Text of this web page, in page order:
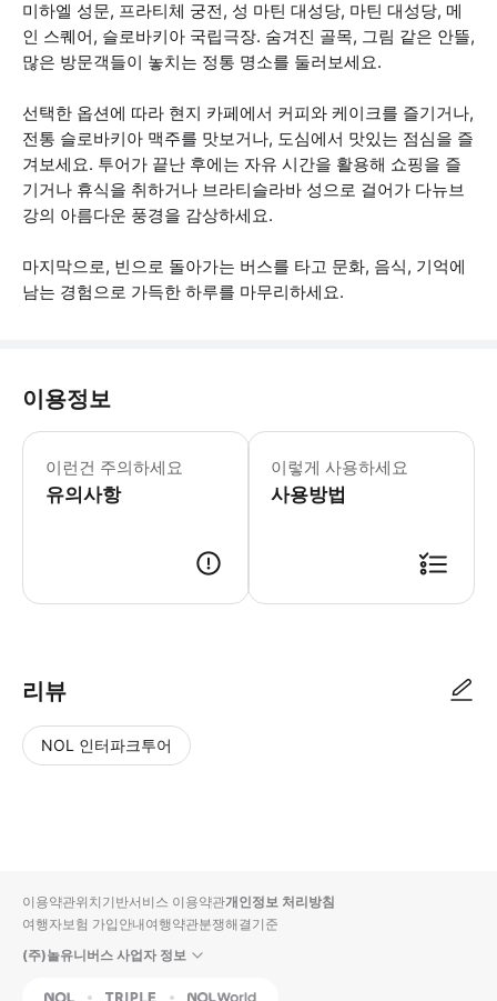
미하엘 성문, 프라티체 궁전, 성 마틴 대성당, 마틴 대성당, 메
인 스퀘어, 슬로바키아 국립극장. 숨겨진 골목, 그림 같은 안뜰,
많은 방문객들이 놓치는 정통 명소를 둘러보세요.
선택한 옵션에 따라 현지 카페에서 커피와 케이크를 즐기거나,
전통 슬로바키아 맥주를 맛보거나, 도심에서 맛있는 점심을 즐
겨보세요. 투어가 끝난 후에는 자유 시간을 활용해 쇼핑을 즐
기거나 휴식을 취하거나 브라티슬라바 성으로 걸어가 다뉴브
강의 아름다운 풍경을 감상하세요.
마지막으로, 빈으로 돌아가는 버스를 타고 문화, 음식, 기억에
남는 경험으로 가득한 하루를 마무리하세요.
이용정보
이런건 주의하세요
유의사항
비엔나와 브라 티 슬라바 사이를 여행
이렇게 사용하세요
사용방법
리뷰
NOL 인터파크투어
입니
다.
순
상
이용약관위치기반서비스 이용약관개인정보 처리방침
여행자보험 가입안내여행약관분쟁해결기준
(주)놀유니버스 사업자 정보